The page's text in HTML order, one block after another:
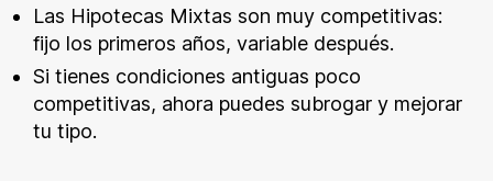
Las Hipotecas Mixtas son muy competitivas:
fijo los primeros años, variable después.
Si tienes condiciones antiguas poco
competitivas, ahora puedes subrogar y mejorar
tu tipo.